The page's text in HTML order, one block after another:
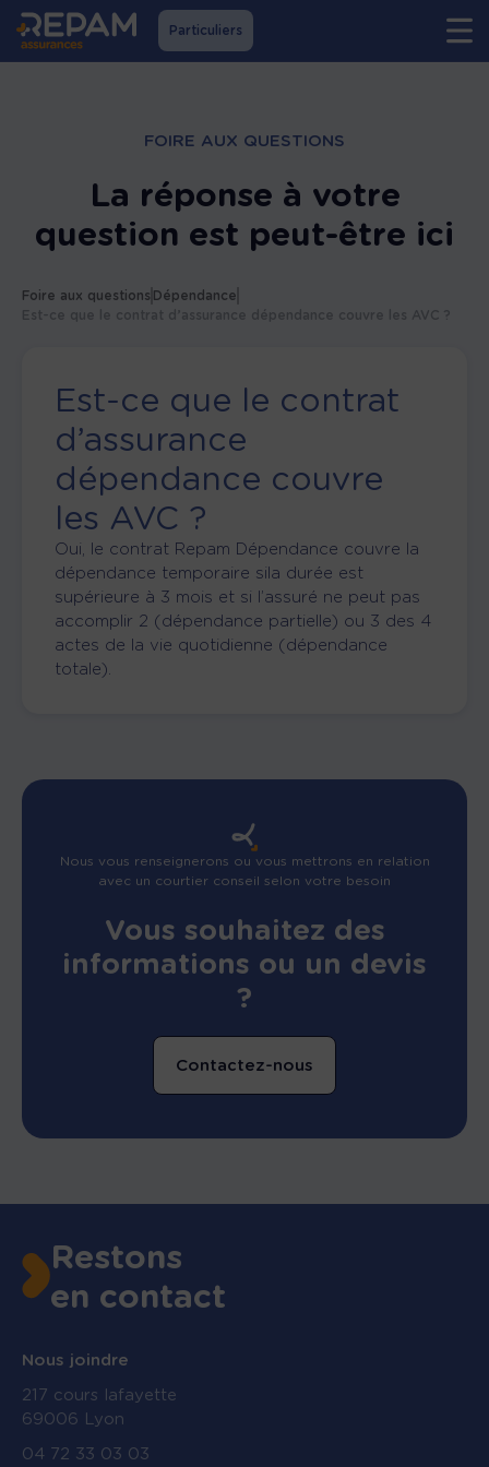
Particuliers
FOIRE AUX QUESTIONS
La réponse à votre
question est peut-être ici
Foire aux questions Dépendance
Est-ce que le contrat d’assurance dépendance couvre les AVC ?
Est-ce que le contrat
d’assurance
dépendance couvre
les AVC ?
Oui, le contrat Repam Dépendance couvre la
dépendance temporaire sila durée est
supérieure à 3 mois et si l’assuré ne peut pas
accomplir 2 (dépendance partielle) ou 3 des 4
actes de la vie quotidienne (dépendance
totale).
Nous vous renseignerons ou vous mettrons en relation
avec un courtier conseil selon votre besoin
Vous souhaitez des
informations ou un devis
?
Contactez-nous
Restons
en contact
Nous joindre
217 cours lafayette
69006 Lyon
04 72 33 03 03